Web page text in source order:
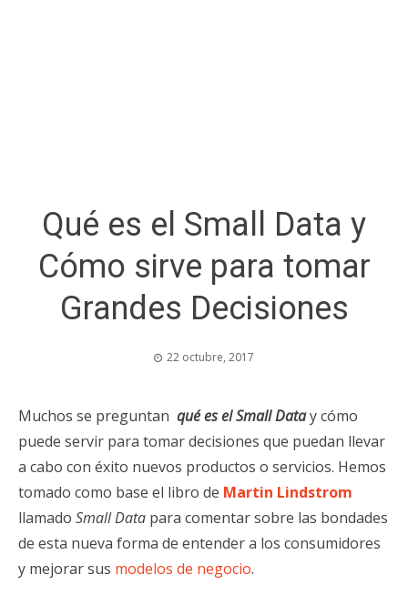
Qué es el Small Data y
Cómo sirve para tomar
Grandes Decisiones
22 octubre, 2017
Muchos se preguntan qué es el Small Datay cómo
puede servir para tomar decisiones que puedan llevar
a cabo con éxito nuevos productos o servicios. Hemos
tomado como base el libro de Martin Lindstrom
llamado Small Data para comentar sobre las bondades
de esta nueva forma de entender a los consumidores
y mejorar sus modelos de negocio.